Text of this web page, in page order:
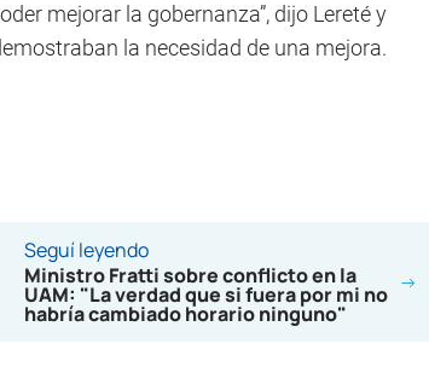
mejorar la gobernanza”, dijo Lereté y
la necesidad de una mejora.
Seguí leyendo
Ministro Fratti sobre conflicto en la
UAM: "La verdad que si fuera por mi no
habría cambiado horario ninguno"